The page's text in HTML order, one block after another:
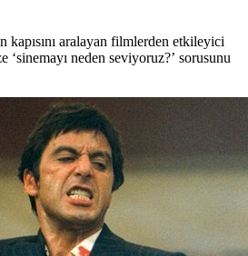
kapısını aralayan filmlerden etkileyici
‘sinemayı neden seviyoruz?’ sorusunu